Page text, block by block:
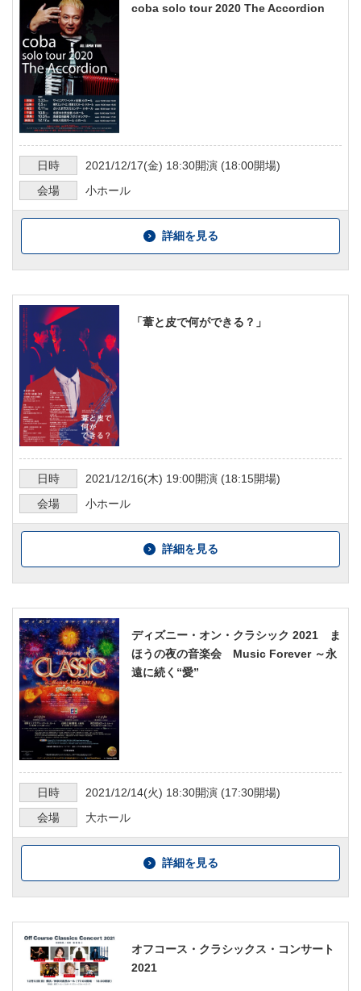
coba solo tour 2020 The Accordion
日時 2021/12/17(金) 18:30開演 (18:00開場)
会場
小ホール
詳細を見る
「葦と皮で何ができる？」
日時 2021/12/16(木) 19:00開演 (18:15開場)
会場
小ホール
詳細を見る
ディズニー・オン・クラシック 2021 ま
ほうの夜の音楽会 Music Forever ～永
遠に続く“愛”
日時 2021/12/14(火) 18:30開演 (17:30開場)
会場
大ホール
詳細を見る
オフコース・クラシックス・コンサート
2021